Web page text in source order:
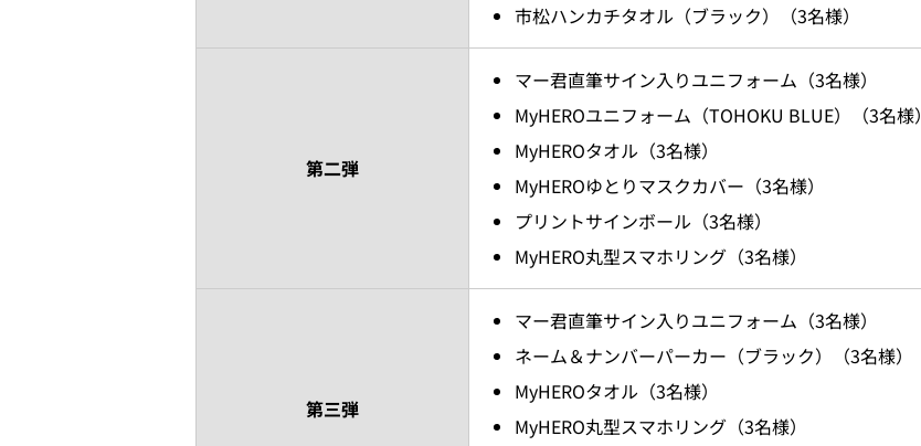
市松ハンカチタオル（ブラック）（3名様）
第二弾
マー君直筆サイン入りユニフォーム（3名様）
MyHEROユニフォーム（TOHOKU BLUE）（3名様）
MyHEROタオル（3名様）
MyHEROゆとりマスクカバー（3名様）
プリントサインボール（3名様）
MyHERO丸型スマホリング（3名様）
第三弾
マー君直筆サイン入りユニフォーム（3名様）
ネーム＆ナンバーパーカー（ブラック）（3名様）
MyHEROタオル（3名様）
MyHERO丸型スマホリング（3名様）